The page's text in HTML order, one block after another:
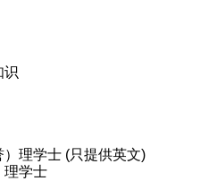
识
理学士 (只提供英文)
理学士